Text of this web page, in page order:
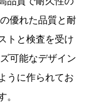
優れた品質と耐
トと検査を受け
可能なデザイン
うに作られてお